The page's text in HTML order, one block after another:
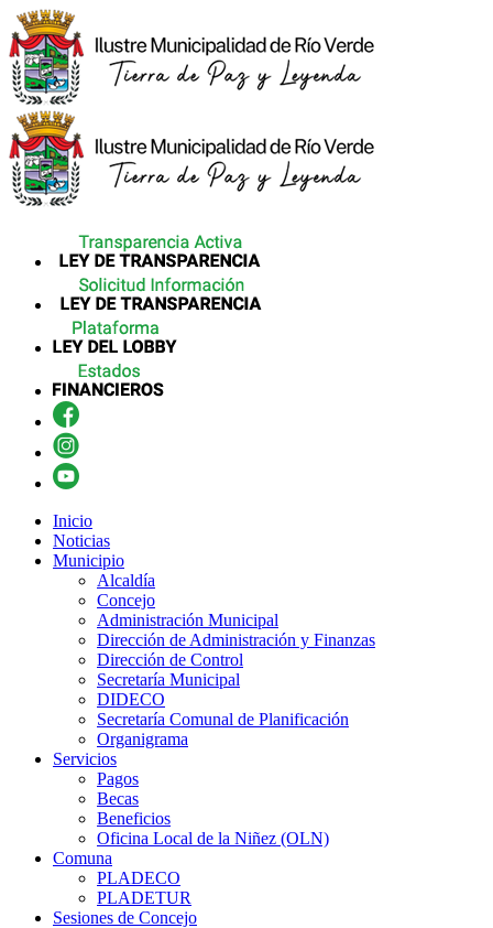
Inicio
Noticias
Municipio
Alcaldía
Concejo
Administración Municipal
Dirección de Administración y Finanzas
Dirección de Control
Secretaría Municipal
DIDECO
Secretaría Comunal de Planificación
Organigrama
Servicios
Pagos
Becas
Beneficios
Oficina Local de la Niñez (OLN)
Comuna
PLADECO
PLADETUR
Sesiones de Concejo